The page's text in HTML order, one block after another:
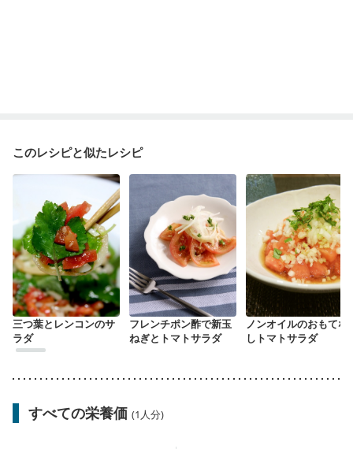
このレシピと似たレシピ
三つ葉とレンコンのサ
ラダ
フレンチポン酢で新玉
ねぎとトマトサラダ
ノンオイルのおもてな
しトマトサラダ
すべての栄養価 (1人分)